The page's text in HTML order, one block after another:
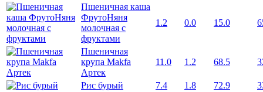
Пшеничная каша
ФрутоНяня
молочная с
фруктами
1.2 0.0 15.0
Пшеничная
крупа Makfa
Артек
11.0 1.2 68.5
Рис бурый 7.4 1.8 72.9